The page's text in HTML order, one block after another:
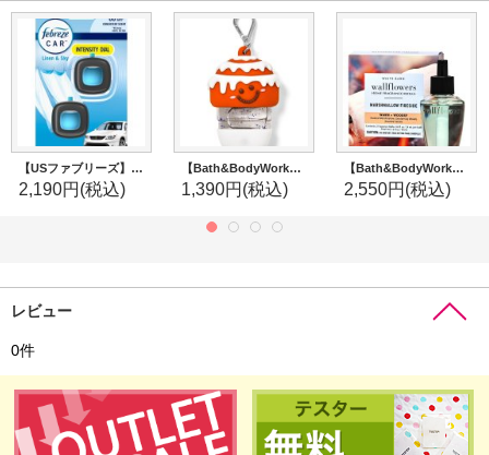
【USファブリーズ】車用芳香剤(2個入り)：リネン＆スカイ
2,190円(税込)
【Bath&BodyWorks】ミニハンドジェルホルダー：シナモンロール
1,390円(税込)
【Bath&BodyWorks】Wallflowers詰替リフィル(2個入り)：マシュマロファイヤーサイド
2,550円(税込)
レビュー
0件